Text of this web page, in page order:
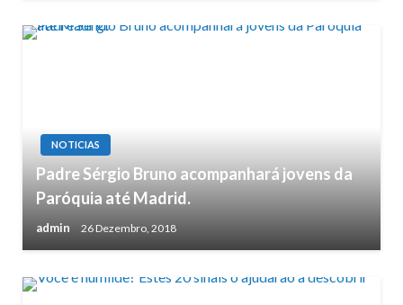
NOTICIAS
Padre Sérgio Bruno acompanhará jovens da
Paróquia até Madrid.
admin 26 Dezembro, 2018